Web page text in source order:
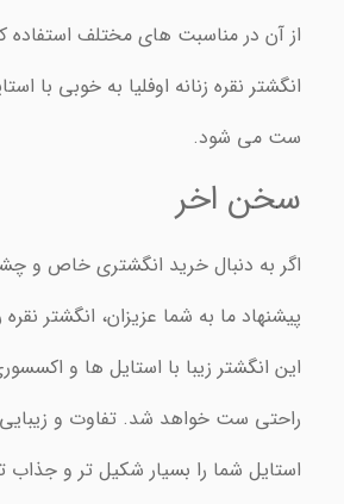
از آن در مناسبت های مختلف استفاده
انگشتر نقره زنانه اوفلیا به خوبی با
ست می شود.
سخن اخر
اگر به دنبال خرید انگشتری خاص و
این انگشتر زیبا با استایل ها و
راحتی ست خواهد شد. تفاوت و
استایل شما را بسیار شکیل تر و جذاب